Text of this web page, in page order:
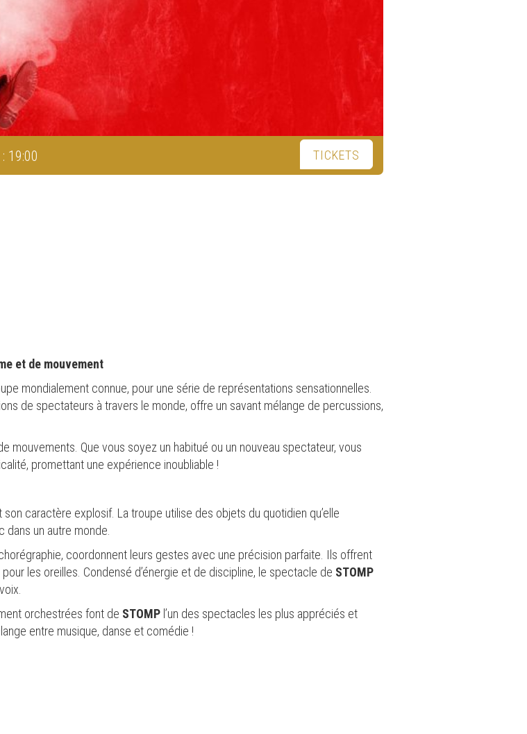
19:00 TICKETS
et de mouvement
mondialement connue, pour une série de représentations sensationnelles.
de spectateurs à travers le monde, offre un savant mélange de percussions,
mouvements. Que vous soyez un habitué ou un nouveau spectateur, vous
promettant une expérience inoubliable !
caractère explosif. La troupe utilise des objets du quotidien qu’elle
un autre monde.
coordonnent leurs gestes avec une précision parfaite. Ils offrent
les oreilles. Condensé d’énergie et de discipline, le spectacle de STOMP
orchestrées font de STOMP l’un des spectacles les plus appréciés et
entre musique, danse et comédie !